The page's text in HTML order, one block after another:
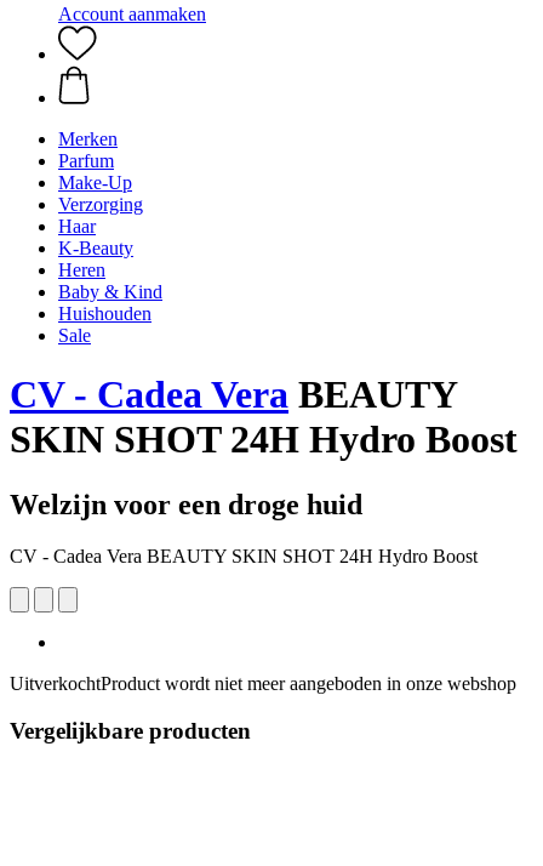
Account aanmaken
Merken
Parfum
Make-Up
Verzorging
Haar
K-Beauty
Heren
Baby & Kind
Huishouden
Sale
CV - Cadea Vera BEAUTY
SKIN SHOT 24H Hydro Boost
Welzijn voor een droge huid
CV - Cadea Vera BEAUTY SKIN SHOT 24H Hydro Boost
UitverkochtProduct wordt niet meer aangeboden in onze webshop
Vergelijkbare producten